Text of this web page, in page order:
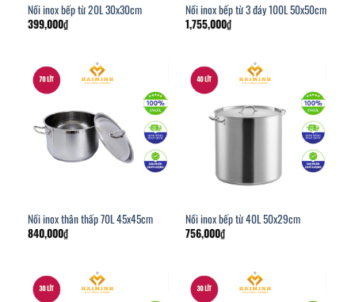
Nồi inox bếp từ 20L 30x30cm
399,000₫
Nồi inox bếp từ 3 đáy 100L 50x50cm
1,755,000₫
Nồi inox thân thấp 70L 45x45cm
840,000₫
Nồi inox bếp từ 40L 50x29cm
756,000₫